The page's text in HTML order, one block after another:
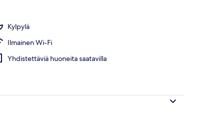
Kylpylä
Ilmainen Wi-Fi
Yhdistettäviä huoneita saatavilla